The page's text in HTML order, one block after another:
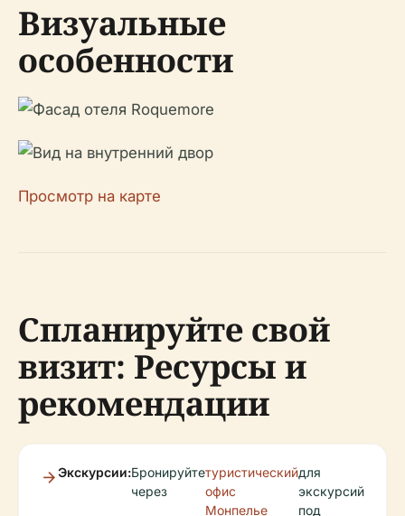
Визуальные
особенности
Просмотр на карте
Спланируйте свой
визит: Ресурсы и
рекомендации
Экскурсии:Бронируйте
через
туристический
офис
Монпелье
для
экскурсий
под